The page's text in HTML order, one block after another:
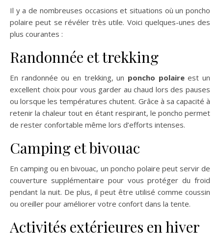
Il y a de nombreuses occasions et situations où un poncho
polaire peut se révéler très utile. Voici quelques-unes des
plus courantes :
Randonnée et trekking
En randonnée ou en trekking, un poncho polaireest un
excellent choix pour vous garder au chaud lors des pauses
ou lorsque les températures chutent. Grâce à sa capacité à
retenir la chaleur tout en étant respirant, le poncho permet
de rester confortable même lors d’efforts intenses.
Camping et bivouac
En camping ou en bivouac, un poncho polaire peut servir de
couverture supplémentaire pour vous protéger du froid
pendant la nuit. De plus, il peut être utilisé comme coussin
ou oreiller pour améliorer votre confort dans la tente.
Activités extérieures en hiver